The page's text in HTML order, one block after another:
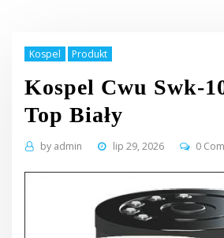
Kospel Produkt
Kospel Cwu Swk-
Top Biały
by admin lip 29, 2026 0